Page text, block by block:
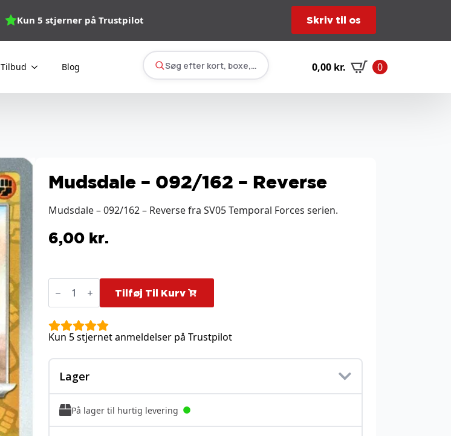
Kun 5 stjerner på Trustpilot Skriv til os
Tilbud Blog Søg efter kort, boxe, tilbehør… 0,00 kr. 0
Mudsdale – 092/162 – Reverse
Mudsdale – 092/162 – Reverse fra SV05 Temporal Forces serien.
6,00 kr.
Mudsdale
-
Reverse
antal
Tilføj Til Kurv
Kun 5 stjernet anmeldelser på Trustpilot
Lager
På lager til hurtig levering